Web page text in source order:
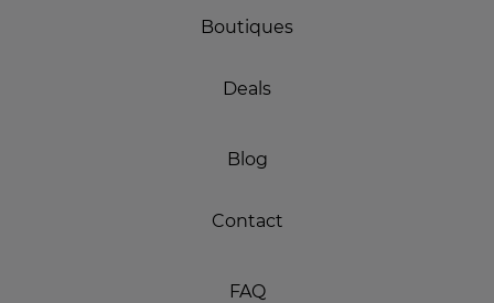
Boutiques
Deals
Blog
Contact
FAQ